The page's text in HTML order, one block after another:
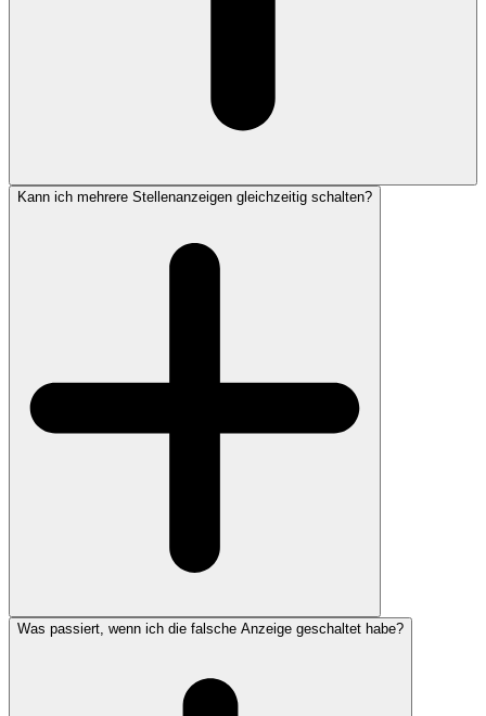
Kann ich mehrere Stellenanzeigen gleichzeitig schalten?
Was passiert, wenn ich die falsche Anzeige geschaltet habe?